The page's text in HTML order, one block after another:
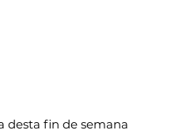
desta fin de semana